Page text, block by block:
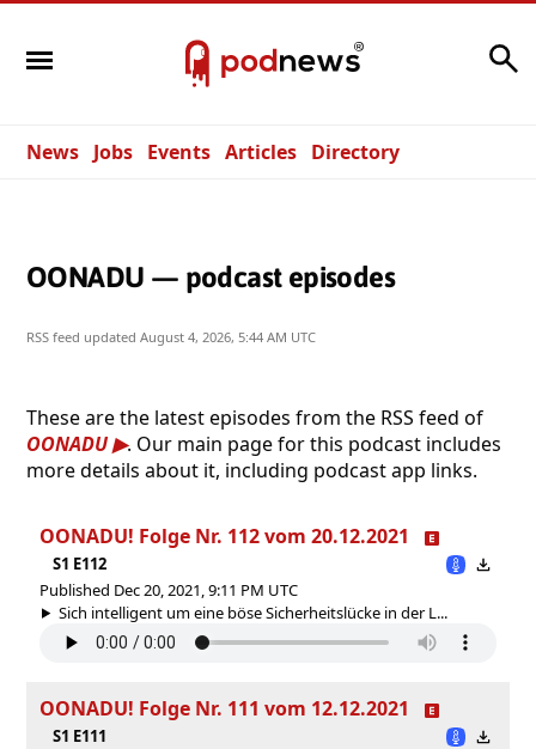
News Jobs Events Articles Directory
OONADU — podcast episodes
RSS feed updated August 4, 2026, 5:44 AM UTC
These are the latest episodes from the RSS feed of
OONADU
. Our main page for this podcast includes
more details about it, including podcast app links.
OONADU! Folge Nr. 112 vom 20.12.2021
S1 E112
Published Dec 20, 2021, 9:11 PM UTC
Sich intelligent um eine böse Sicherheitslücke in der L...
OONADU! Folge Nr. 111 vom 12.12.2021
S1 E111